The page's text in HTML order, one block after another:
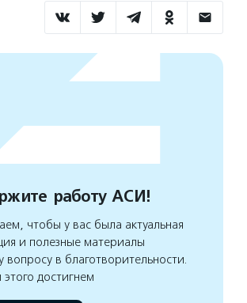
работу АСИ!
чтобы у вас была актуальная
и полезные материалы
в благотворительности.
достигнем